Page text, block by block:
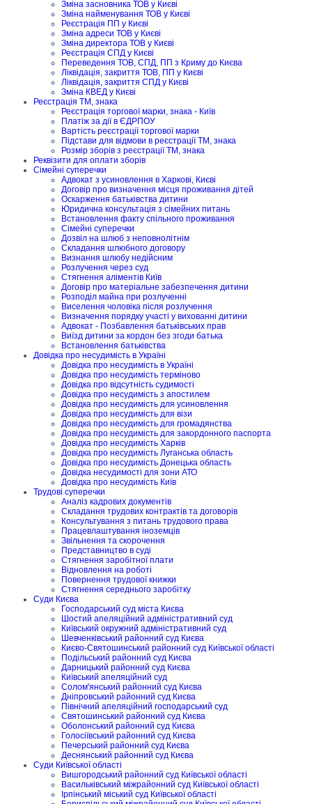
Зміна засновника ТОВ у Києві
Зміна найменування ТОВ у Києві
Реєстрація ПП у Києві
Зміна адреси ТОВ у Києві
Зміна директора ТОВ у Києві
Реєстрація СПД у Києві
Переведення ТОВ, СПД, ПП з Криму до Києва
Ліквідація, закриття ТОВ, ПП у Києві
Ліквідація, закриття СПД у Києві
Зміна КВЕД у Києві
Реєстрація ТМ, знака
Реєстрація торгової марки, знака - Київ
Платіж за дії в ЄДРПОУ
Вартість реєстрації торгової марки
Підстави для відмови в реєстрації ТМ, знака
Розмір зборів з реєстрації ТМ, знака
Реквізити для оплати зборів
Сімейні суперечки
Адвокат з усиновлення в Харкові, Києві
Договір про визначення місця проживання дітей
Оскарження батьківства дитини
Юридична консультація з сімейних питань
Встановлення факту спільного проживання
Сімейні суперечки
Дозвіл на шлюб з неповнолітнім
Складання шлюбного договору
Визнання шлюбу недійсним
Розлучення через суд
Стягнення аліментів Київ
Договір про матеріальне забезпечення дитини
Розподіл майна при розлученні
Виселення чоловіка після розлучення
Визначення порядку участі у вихованні дитини
Адвокат - Позбавлення батьківських прав
Виїзд дитини за кордон без згоди батька
Встановлення батьківства
Довідка про несудимість в Україні
Довідка про несудимість в Україні
Довідка про несудимість терміново
Довідка про відсутність судимості
Довідка про несудимість з апостилем
Довідка про несудимість для усиновлення
Довідка про несудимість для візи
Довідка про несудимість для громадянства
Довідка про несудимість для закордонного паспорта
Довідка про несудимість Харків
Довідка про несудимість Луганська область
Довідка про несудимість Донецька область
Довідка несудимості для зони АТО
Довідка про несудимість Київ
Трудові суперечки
Аналіз кадрових документів
Складання трудових контрактів та договорів
Консультування з питань трудового права
Працевлаштування іноземців
Звільнення та скорочення
Представництво в суді
Стягнення заробітної плати
Відновлення на роботі
Повернення трудової книжки
Стягнення середнього заробітку
Суди Києва
Господарський суд міста Києва
Шостий апеляційний адміністративний суд
Київський окружний адміністративний суд
Шевченківський районний суд Києва
Києво-Святошинський районний суд Київської області
Подільський районний суд Києва
Дарницький районний суд Києва
Київський апеляційний суд
Солом'янський районний суд Києва
Дніпровський районний суд Києва
Північний апеляційний господарський суд
Святошинський районний суд Києва
Оболонський районний суд Києва
Голосіївський районний суд Києва
Печерський районний суд Києва
Деснянський районний суд Києва
Суди Київської області
Вишгородський районний суд Київської області
Васильківський міжрайонний суд Київської області
Ірпінський міський суд Київської області